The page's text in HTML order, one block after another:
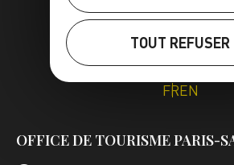
FREN
OFFICE DE TOURISME PARIS-
TOUT REFUSER